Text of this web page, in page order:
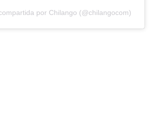
por Chilango (@chilangocom)